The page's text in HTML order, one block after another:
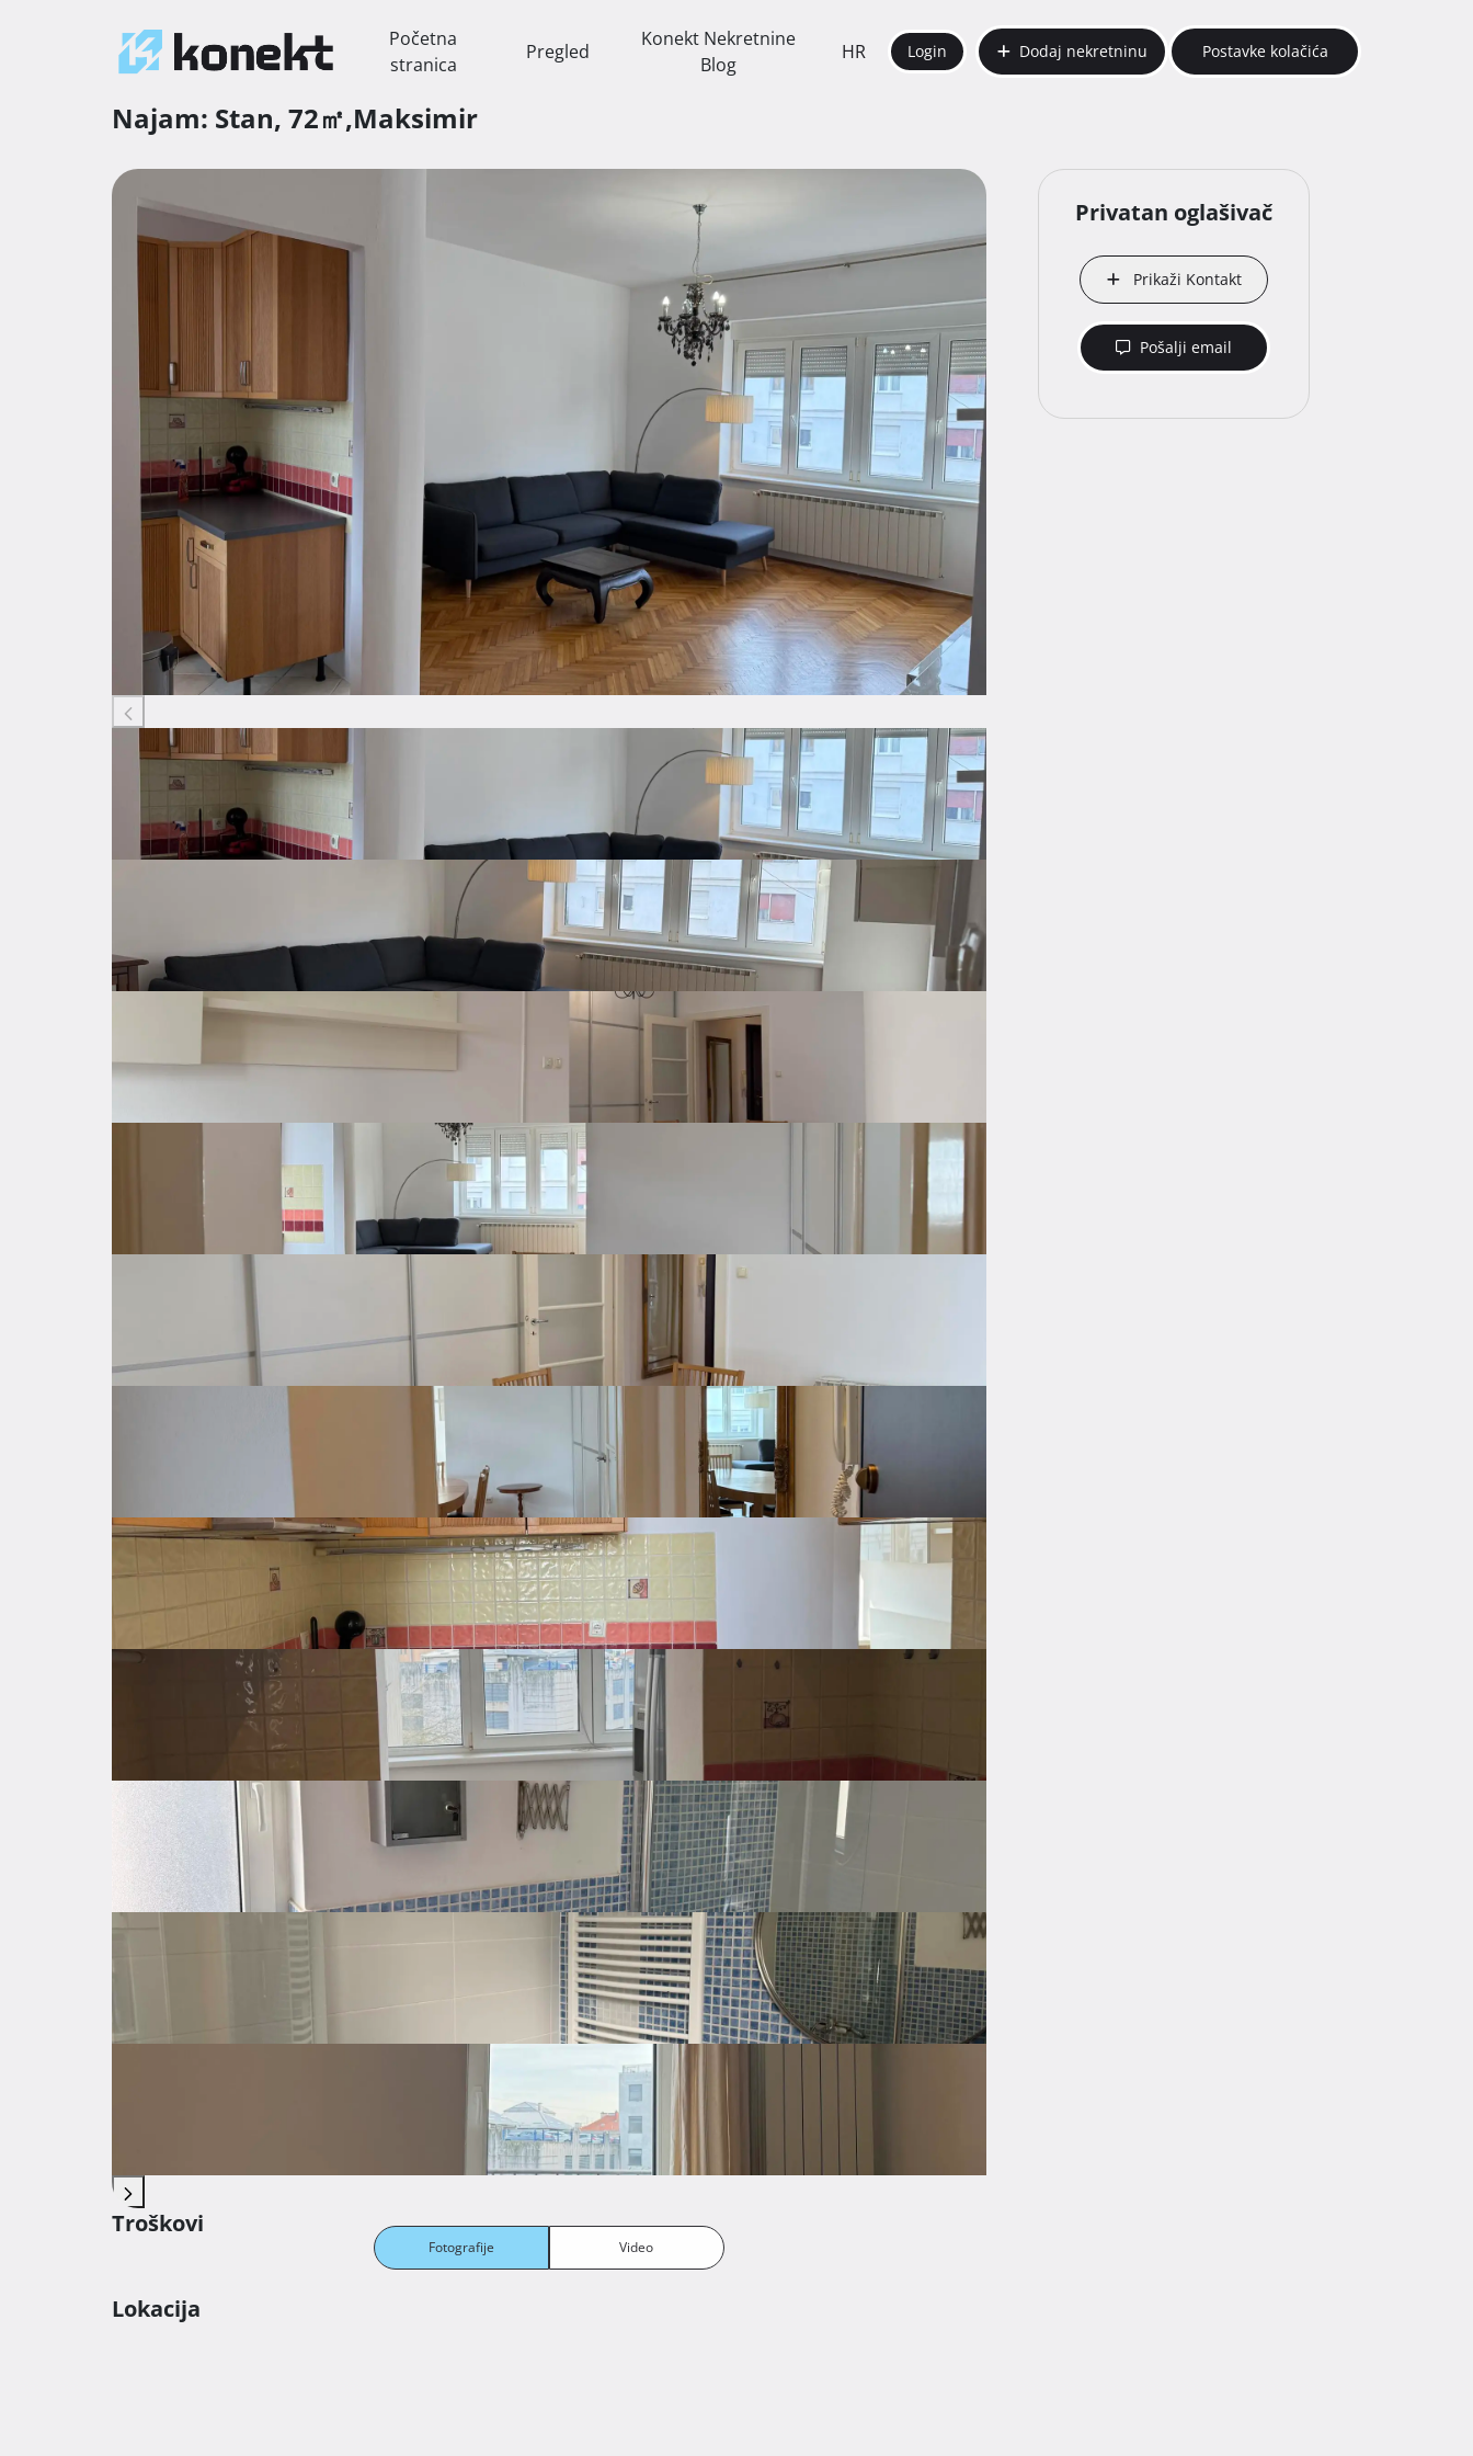
Početna
stranica
Pregled
Konekt Nekretnine
Blog
HR Login Dodaj nekretninu Postavke kolačića
Najam: Stan, 72㎡,Maksimir
Fotografije Video
Šifra oglasa: 44908905
Grad Zagreb
800 €
Opis
Idealno za samca ili par. Zgrada ima lift, nije stradala u potresu ( zelena naljepnica).
Stan je kompletno uređen i opremljen, orijentacije istok- zapad sa balkonom i zatvorenom lođom.
Blizina tramvajske stanice, tržnice, prodavaonica, ljekarne, kafića...
Prikaži više
Osnovne značajke
800 €
11 €
Neto površina
72 ㎡
Bruto površina
Kat stana
Od ukupno katova
5
Godina izgradnje
1942
Posljednja renovacija
2019
Zapad, Istok
Detalji o nekretnini
Broj spavaonica
2
Broj kuhinja
Broj dnevnih
boravaka
1
Namještenost
Namješten
Stolarija
Grijanje
Centralno
Klima uređaj
Naplatni javni parking
Troškovi
Lokacija
Privatan oglašivač
Prikaži Kontakt
Pošalji email